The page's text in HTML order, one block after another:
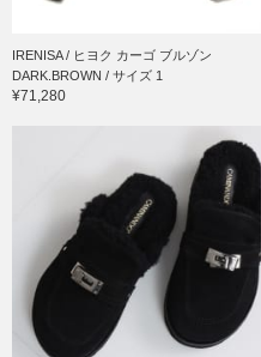
IRENISA / ヒヨク カーゴ ブルゾン
DARK.BROWN / サイズ 1
¥71,280